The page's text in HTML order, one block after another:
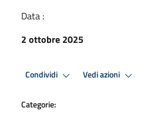
Data :
2 ottobre 2025
Condividi Vedi azioni
Categorie: